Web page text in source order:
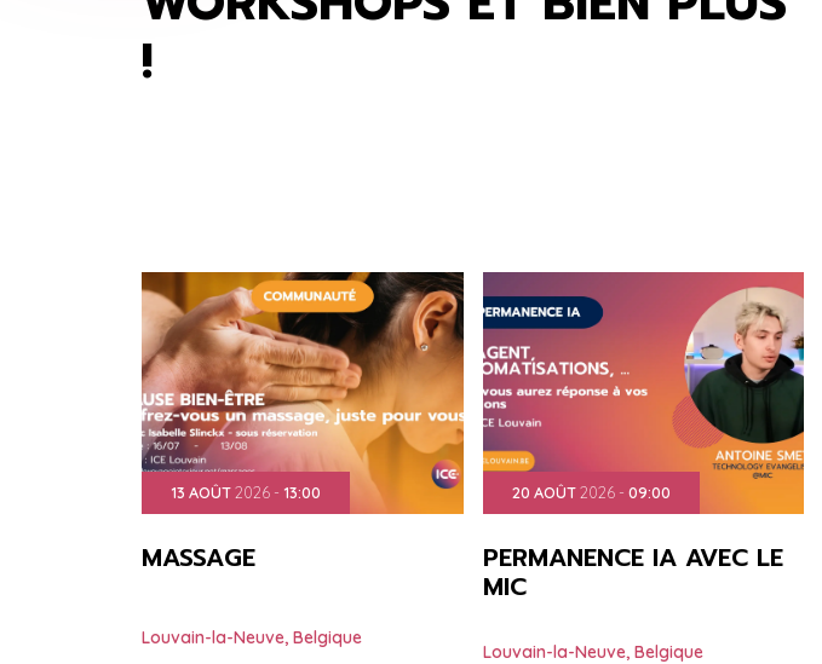
!
13 AOÛT2026 - 13:00
MASSAGE
Louvain-la-Neuve, Belgique
20 AOÛT 2026- 09:00
PERMANENCE IA AVEC LE
MIC
Louvain-la-Neuve, Belgique